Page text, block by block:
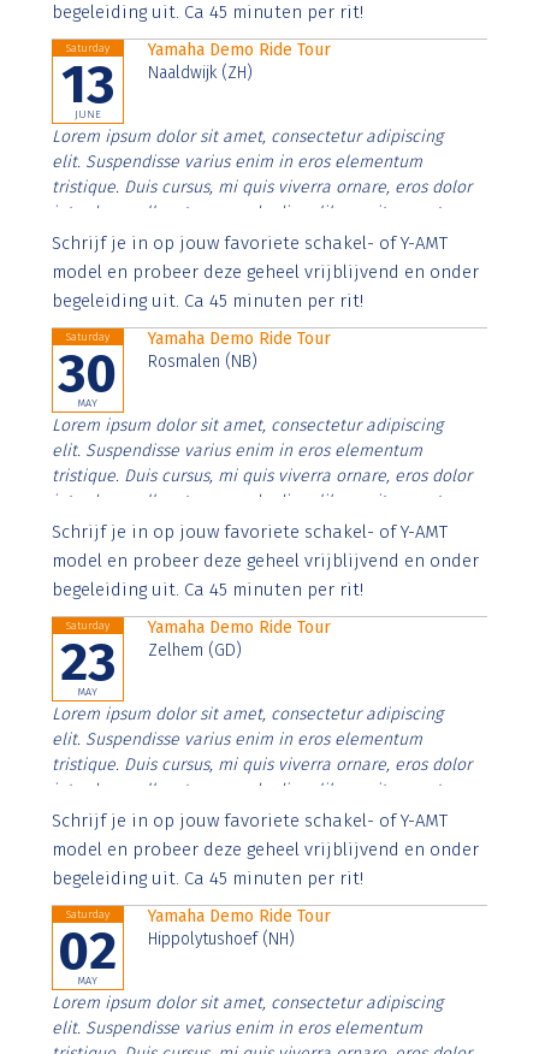
begeleiding uit. Ca 45 minuten per rit!
Saturday
13
JUNE
Yamaha Demo Ride Tour
Naaldwijk (ZH)
Lorem ipsum dolor sit amet, consectetur adipiscing
elit. Suspendisse varius enim in eros elementum
tristique. Duis cursus, mi quis viverra ornare, eros dolor
interdum nulla, ut commodo diam libero vitae erat.
Aenean faucibus nibh et justo cursus id rutrum lorem
imperdiet. Nunc ut sem vitae risus tristique posuere.
Schrijf je in op jouw favoriete schakel- of Y-AMT
model en probeer deze geheel vrijblijvend en onder
begeleiding uit. Ca 45 minuten per rit!
Saturday
30
MAY
Yamaha Demo Ride Tour
Rosmalen (NB)
Lorem ipsum dolor sit amet, consectetur adipiscing
elit. Suspendisse varius enim in eros elementum
tristique. Duis cursus, mi quis viverra ornare, eros dolor
interdum nulla, ut commodo diam libero vitae erat.
Aenean faucibus nibh et justo cursus id rutrum lorem
imperdiet. Nunc ut sem vitae risus tristique posuere.
Schrijf je in op jouw favoriete schakel- of Y-AMT
model en probeer deze geheel vrijblijvend en onder
begeleiding uit. Ca 45 minuten per rit!
Saturday
23
MAY
Yamaha Demo Ride Tour
Zelhem (GD)
Lorem ipsum dolor sit amet, consectetur adipiscing
elit. Suspendisse varius enim in eros elementum
tristique. Duis cursus, mi quis viverra ornare, eros dolor
interdum nulla, ut commodo diam libero vitae erat.
Aenean faucibus nibh et justo cursus id rutrum lorem
imperdiet. Nunc ut sem vitae risus tristique posuere.
Schrijf je in op jouw favoriete schakel- of Y-AMT
model en probeer deze geheel vrijblijvend en onder
begeleiding uit. Ca 45 minuten per rit!
Saturday
02
MAY
Yamaha Demo Ride Tour
Hippolytushoef (NH)
Lorem ipsum dolor sit amet, consectetur adipiscing
elit. Suspendisse varius enim in eros elementum